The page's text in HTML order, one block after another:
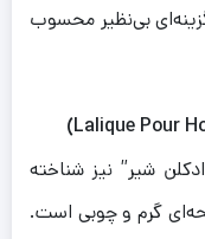
بی‌نظیر محسوب
شیر” نیز شناخته
گرم و چوبی است.